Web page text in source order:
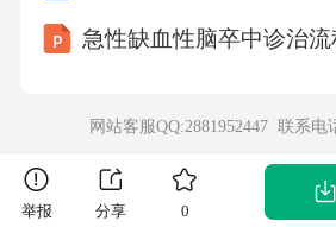
起），指甲修剪整齐无污垢，
仪容要求面容整洁保持面部干
每日刮净胡须，不留胡须；女
急性缺血性脑卒中诊治流
网站客服QQ:2881952447 联系电
举报 分享 0